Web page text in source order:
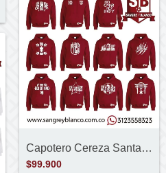
Capotero Cereza Santa Fe
$99.900